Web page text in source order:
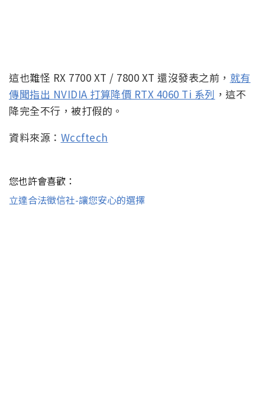
這也難怪 RX 7700 XT / 7800 XT 還沒發表之前， 就有
傳聞指出 NVIDIA 打算降價 RTX 4060 Ti 系列 ，這不
降完全不行，被打假的。
資料來源： Wccftech
您也許會喜歡：
立達合法徵信社-讓您安心的選擇